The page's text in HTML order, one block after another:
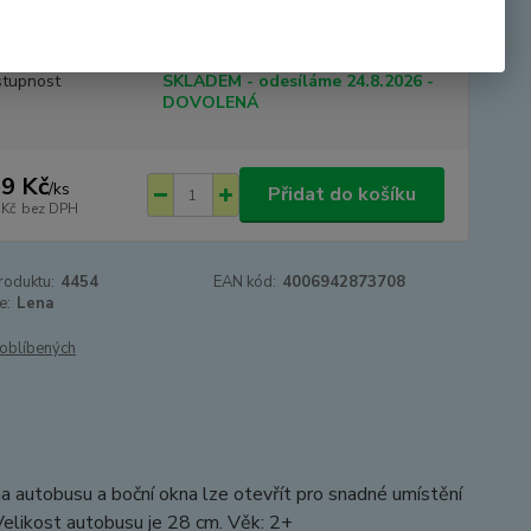
SKLADEM - odesíláme 24.8.2026 -
DOVOLENÁ
Kč/ks
bez DPH
Přidat do košíku
4454 EAN kód: 4006942873708
Lena
a boční okna lze otevřít pro snadné umístění
autobusu je 28 cm. Věk: 2+